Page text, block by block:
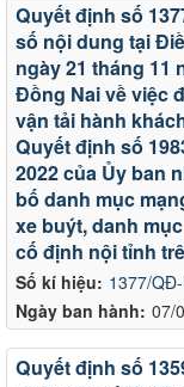
Số kí hiệu: 1377/
Ngày ban hành: 07/
Quyết định số
số nội dung tại
ngày 21 tháng 11
Đồng Nai về việc
vận tải hành
Quyết định số
2022 của Ủy ban
bố danh mục
xe buýt, danh
cố định nội tỉnh
Quyết định số